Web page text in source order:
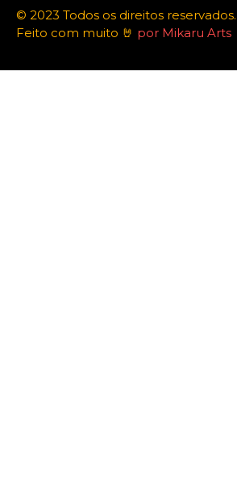
© 2023 Todos os direitos reservados.
Feito com muito 🤘 por Mikaru Arts